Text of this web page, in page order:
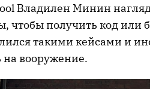
Владилен Минин
чтобы получить код или
такими кейсами и
на вооружение.